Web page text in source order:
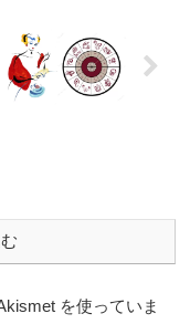
を使っていま